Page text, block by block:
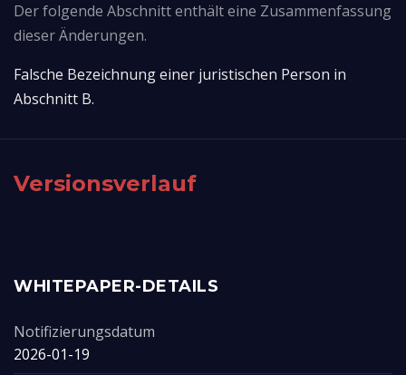
Der folgende Abschnitt enthält eine Zusammenfassung
dieser Änderungen.
Falsche Bezeichnung einer juristischen Person in
Abschnitt B.
Versionsverlauf
WHITEPAPER-DETAILS
Notifizierungsdatum
2026-01-19